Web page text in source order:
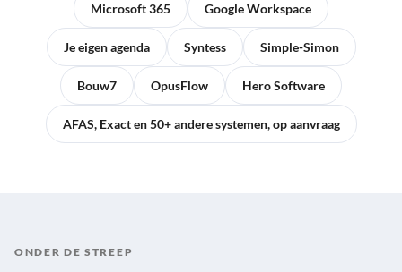
Microsoft 365 Google Workspace
Je eigen agenda Syntess Simple-Simon
Bouw7 OpusFlow Hero Software
AFAS, Exact en 50+ andere systemen, op aanvraag
ONDER DE STREEP